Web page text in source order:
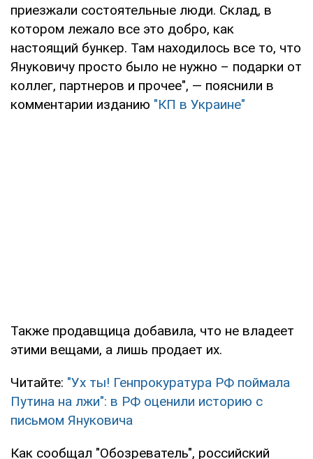
приезжали состоятельные люди. Склад, в
котором лежало все это добро, как
настоящий бункер. Там находилось все то, что
Януковичу просто было не нужно – подарки от
коллег, партнеров и прочее", — пояснили в
комментарии изданию "КП в Украине"
Также продавщица добавила, что не владеет
этими вещами, а лишь продает их.
Читайте: "Ух ты! Генпрокуратура РФ поймала
Путина на лжи": в РФ оценили историю с
письмом Януковича
Как сообщал "Обозреватель", российский